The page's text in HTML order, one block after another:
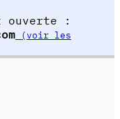
ouverte :
(voir les